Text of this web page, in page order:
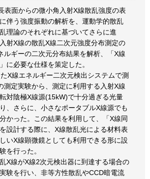
表面からの微小角入射X線散乱強度の表
伴う強度振動の解析を、運動学的散乱
理論のそれぞれに基づいてさらに進
射X線の散乱X線二次元強度分布測定の
ルギーの二次元分布結果を解析、「X線
に必要な仕様を策定した。
X線エネルギー二次元検出システムで測
測定実験から、測定に利用する入射X線
対陰極X線源(15kW)で十分過ぎる光量
、さらに、小さなポータブルX線源でも
かった。この結果を利用して、「X線同
設計する際に、X線散乱光による材料表
いX線顕微鏡としても利用できる形に設
を行った。
X線がX線2次元検出器に到達する場合の
験を行い、非等方性散乱やCCD暗電流